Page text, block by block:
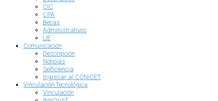
CIC
CPA
Becas
Administrativos
UE
Comunicación
Descripción
Noticias
Selficiencia
Ingresar al CONICET
Vinculación Tecnológica
Vinculación